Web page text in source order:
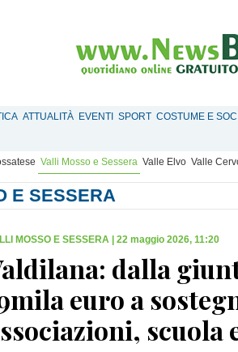
ATTUALITÀ EVENTI SPORT COSTUME E
Valli Mosso e Sessera Valle Elvo Valle
E SESSERA
MOSSO E SESSERA 22 maggio 2026, 11:20
dalla
euro a
scuola